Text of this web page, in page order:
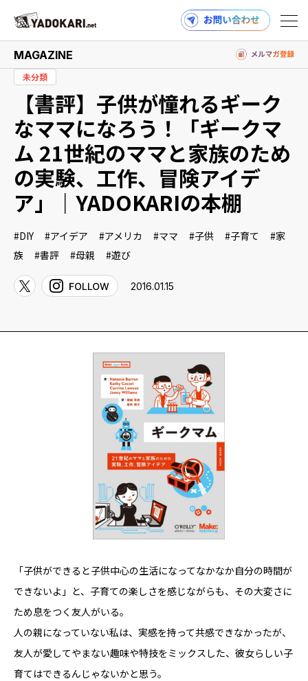
商品検索 読みもの検索
PRODUCTS
MAGAZINE
YADOKARI
MAGAZINE
未分類
【書評】子供が憧れるギーク
なママになろう！「ギークマ
ム 21世紀のママと家族のため
の実験、工作、冒険アイデ
ア」｜YADOKARIの本棚
DIY アイデア アメリカ ママ 子供 子育て
家
族
書評 母親 遊び
2016.01.15
「子供ができると子供中心の生活になってなかなか自分の時間が
できないよ」と、子育ての楽しさを感じながらも、その大変さに
ため息をつく友人がいる。
人の親になっていない私は、実感を持って共感できなかったが、
友人が愛してやまない趣味や特技をミックスした、彼女らしい子
育てはできるんじゃないかと思う。